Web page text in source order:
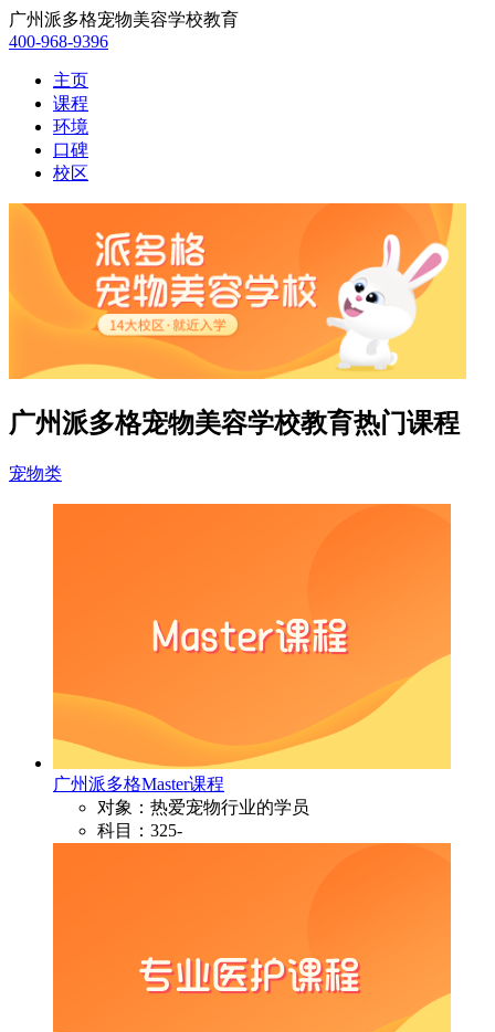
广州派多格宠物美容学校教育
400-968-9396
主页
课程
环境
口碑
校区
广州派多格宠物美容学校教育热门课程
宠物类
广州派多格Master课程
对象：热爱宠物行业的学员
科目：325-